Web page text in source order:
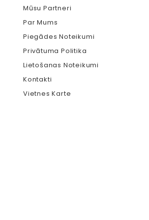
Mūsu Partneri
Par Mums
Piegādes Noteikumi
Privātuma Politika
Lietošanas Noteikumi
Kontakti
Vietnes Karte